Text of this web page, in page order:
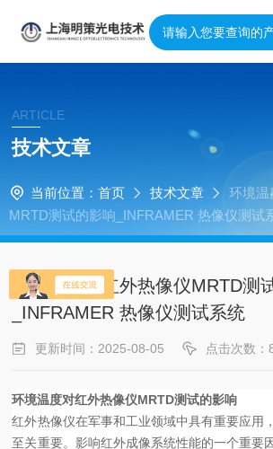
ARTICLE
技术文章
当前位置： 首页 技术文章
环境温
MRTD测试的影响_INFRAMER 热像仪测试
环境温度对红外热像仪MRTD测
_INFRAMER 热像仪测试系统
更新时间：2025-08-05 点击次数：
环境温度对红外热像仪MRTD测试的影响
红外热像仪在军事和工业领域中具有重要应用
至关重要。影响红外成像系统性能的一个重要